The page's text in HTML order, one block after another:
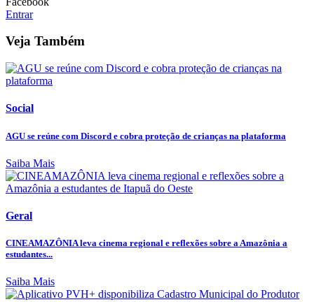
Entrar
Veja Também
Social
AGU se reúne com Discord e cobra proteção de crianças na plataforma
Saiba Mais
Geral
CINEAMAZÔNIA leva cinema regional e reflexões sobre a Amazônia a
estudantes...
Saiba Mais